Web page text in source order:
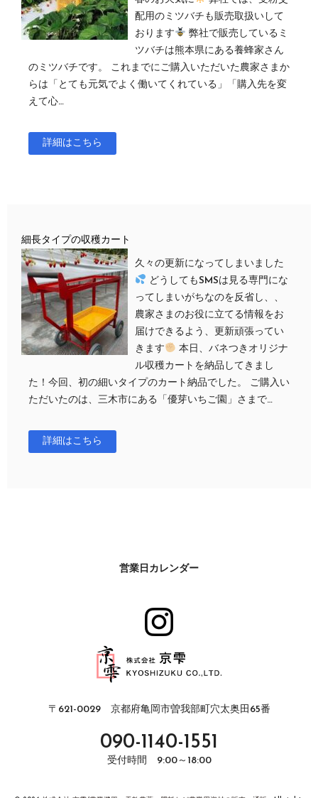
配用のミツバチも販売取扱いして
おります
弊社で販売しているミ
ツバチは熊本県にある養蜂家さん
のミツバチです。 これまでにご購入いただいた農家さまか
らは「とても元気でよく働いてくれている」「購入先を変
えて心…
詳細はこちら
細長タイプの収穫カート
久々の更新になってしまいました
どうしてもSMSは見る専門にな
ってしまいがちなのを反省し、、
農家さまのお役に立てる情報をお
届けできるよう、更新頑張ってい
きます
本日、バネつきオリジナ
ル収穫カートを納品してきまし
た！今回、初の細いタイプのカート納品でした。 ご購入い
ただいたのは、三木市にある「優芽いちご園」さまで…
詳細はこちら
営業日カレンダー
〒621-0029 京都府亀岡市曽我部町穴太奥田65番
090-1140-1551
受付時間 9:00～18:00